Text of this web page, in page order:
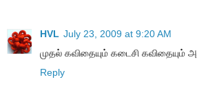
HVL July 23, 2009 at 9:20 AM
முதல் கவிதையும் கடைசி கவிதையும்
Reply